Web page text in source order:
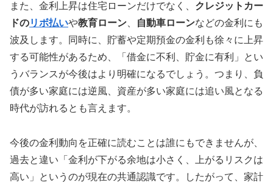
また、金利上昇は住宅ローンだけでなく、 クレジットカー
ドのリボ払いや教育ローン 自動車ローンなどの金利にも
波及します。同時に、貯蓄や定期預金の金利も徐々に上昇
する可能性があるため、「借金に不利、貯金に有利」とい
うバランスが今後はより明確になるでしょう。つまり、負
債が多い家庭には逆風、資産が多い家庭には追い風となる
時代が訪れるとも言えます。
今後の金利動向を正確に読むことは誰にもできませんが、
過去と違い「金利が下がる余地は小さく、上がるリスクは
高い」というのが現在の共通認識です。したがって、家計